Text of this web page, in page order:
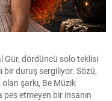
Gür, dördüncü solo teklisi
bir duruş sergiliyor. Sözü,
şarkı, Be Müzik
pes etmeyen bir insanın